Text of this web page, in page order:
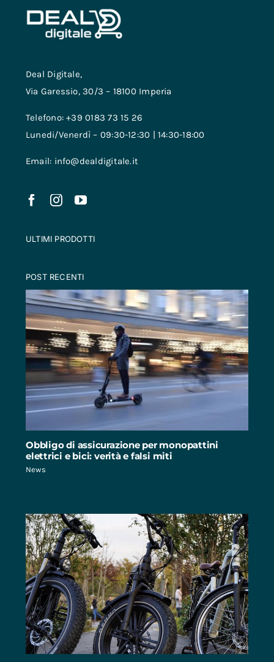
Deal Digitale,
Via Garessio, 30/3 – 18100 Imperia
Telefono: +39 0183 73 15 26
Lunedi/Venerdì – 09:30-12:30 | 14:30-18:00
Email: info@dealdigitale.it
ULTIMI PRODOTTI
POST RECENTI
Obbligo di assicurazione per monopattini
elettrici e bici: verità e falsi miti
News